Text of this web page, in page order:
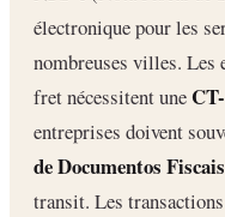
électronique pour les
nombreuses villes. Les
fret nécessitent une
entreprises doivent
de Documentos
transit. Les